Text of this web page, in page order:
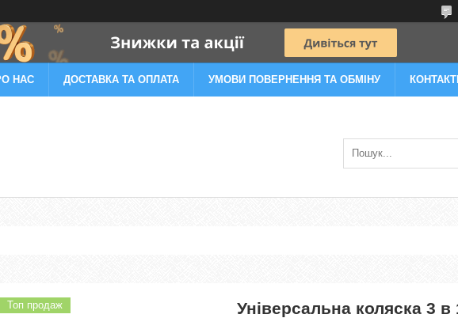
НАС ДОСТАВКА ТА ОПЛАТА УМОВИ ПОВЕРНЕННЯ ТА ОБМІНУ
Топ продаж
Універсальна коляска 3